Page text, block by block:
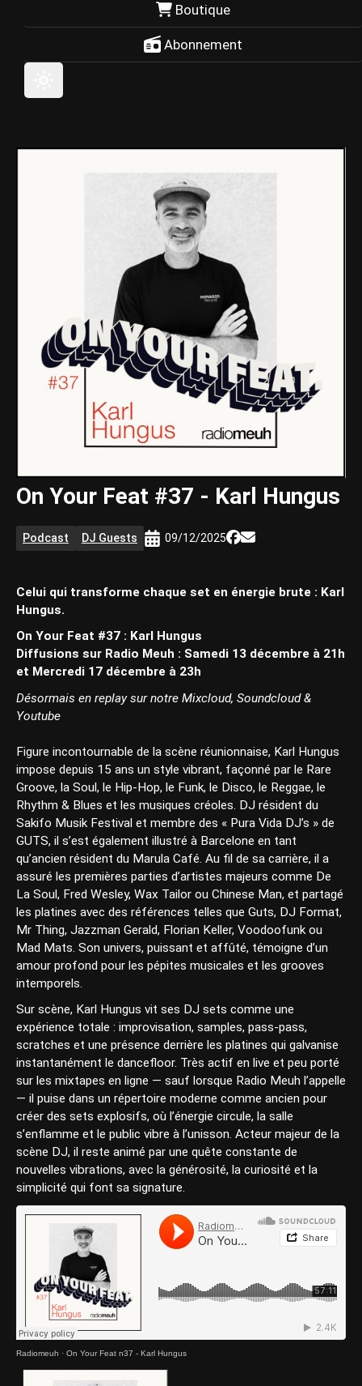
Boutique
Abonnement
On Your Feat #37 - Karl Hungus
Podcast DJ Guests 09/12/2025
Celui qui transforme chaque set en énergie brute : Karl
Hungus.
On Your Feat #37 : Karl Hungus
Diffusions sur Radio Meuh : Samedi 13 décembre à 21h
et Mercredi 17 décembre à 23h
Désormais en replay sur notre Mixcloud, Soundcloud &
Youtube
Figure incontournable de la scène réunionnaise, Karl Hungus
impose depuis 15 ans un style vibrant, façonné par le Rare
Groove, la Soul, le Hip-Hop, le Funk, le Disco, le Reggae, le
Rhythm & Blues et les musiques créoles. DJ résident du
Sakifo Musik Festival et membre des « Pura Vida DJ’s » de
GUTS, il s’est également illustré à Barcelone en tant
qu’ancien résident du Marula Café. Au fil de sa carrière, il a
assuré les premières parties d’artistes majeurs comme De
La Soul, Fred Wesley, Wax Tailor ou Chinese Man, et partagé
les platines avec des références telles que Guts, DJ Format,
Mr Thing, Jazzman Gerald, Florian Keller, Voodoofunk ou
Mad Mats. Son univers, puissant et affûté, témoigne d’un
amour profond pour les pépites musicales et les grooves
intemporels.
Sur scène, Karl Hungus vit ses DJ sets comme une
expérience totale : improvisation, samples, pass-pass,
scratches et une présence derrière les platines qui galvanise
instantanément le dancefloor. Très actif en live et peu porté
sur les mixtapes en ligne — sauf lorsque Radio Meuh l’appelle
— il puise dans un répertoire moderne comme ancien pour
créer des sets explosifs, où l’énergie circule, la salle
s’enflamme et le public vibre à l’unisson. Acteur majeur de la
scène DJ, il reste animé par une quête constante de
nouvelles vibrations, avec la générosité, la curiosité et la
simplicité qui font sa signature.
Radiomeuh · On Your Feat n37 - Karl Hungus